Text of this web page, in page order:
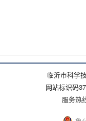
临沂市科学
网站标识码
服务热